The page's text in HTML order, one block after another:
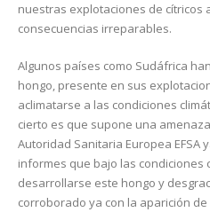
nuestras explotaciones de cítricos
consecuencias irreparables.
Algunos países como Sudáfrica
hongo, presente en sus
aclimatarse a las condiciones
cierto es que supone una
Autoridad Sanitaria Europea EFSA
informes que bajo las
desarrollarse este hongo y
corroborado ya con la aparición de